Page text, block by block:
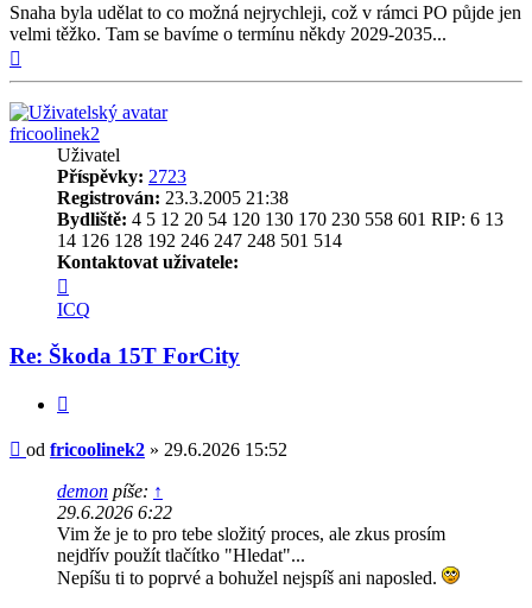
Snaha byla udělat to co možná nejrychleji, což v rámci PO půjde jen
velmi těžko. Tam se bavíme o termínu někdy 2029-2035...
fricoolinek2
Uživatel
Příspěvky: 2723
Registrován: 23.3.2005 21:38
Bydliště: 4 5 12 20 54 120 130 170 230 558 601 RIP: 6 13
14 126 128 192 246 247 248 501 514
Kontaktovat uživatele:
uživatele
fricoolinek2
ICQ
Re: Škoda 15T ForCity
Příspěvek
od fricoolinek2 » 29.6.2026 15:52
demon píše: ↑
29.6.2026 6:22
Vim že je to pro tebe složitý proces, ale zkus prosím
nejdřív použít tlačítko "Hledat"...
Nepíšu ti to poprvé a bohužel nejspíš ani naposled.